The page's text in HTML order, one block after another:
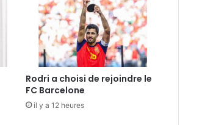
Rodri a choisi de rejoindre le
FC Barcelone
il y a 12 heures